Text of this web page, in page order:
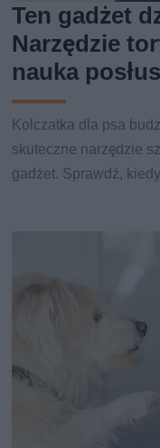
Ten gadżet
Narzędzie
nauka
Kolczatka dla psa
skuteczne narzędzie
gadżet. Sprawdź,